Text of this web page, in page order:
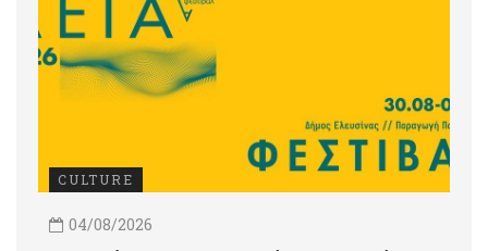
CULTURE
04/08/2026